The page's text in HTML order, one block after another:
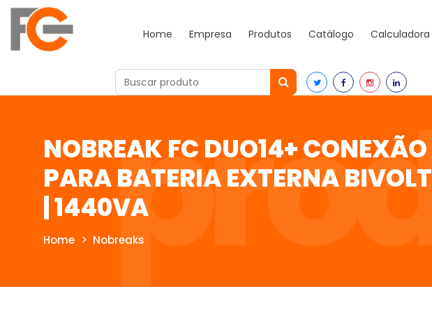
Home Empresa Produtos Catálogo Calculadora
NOBREAK FC DUO14+ CONEXÃO
PARA BATERIA EXTERNA BIVOLT
| 1440VA
Home Nobreaks